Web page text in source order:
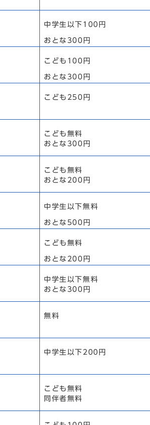
中学生以下100円
おとな300円
こども100円
おとな300円
こども250円
こども無料
おとな300円
こども無料
おとな200円
中学生以下無料
おとな500円
こども無料
おとな200円
中学生以下無料
おとな300円
無料
中学生以下200円
こども無料
同伴者無料